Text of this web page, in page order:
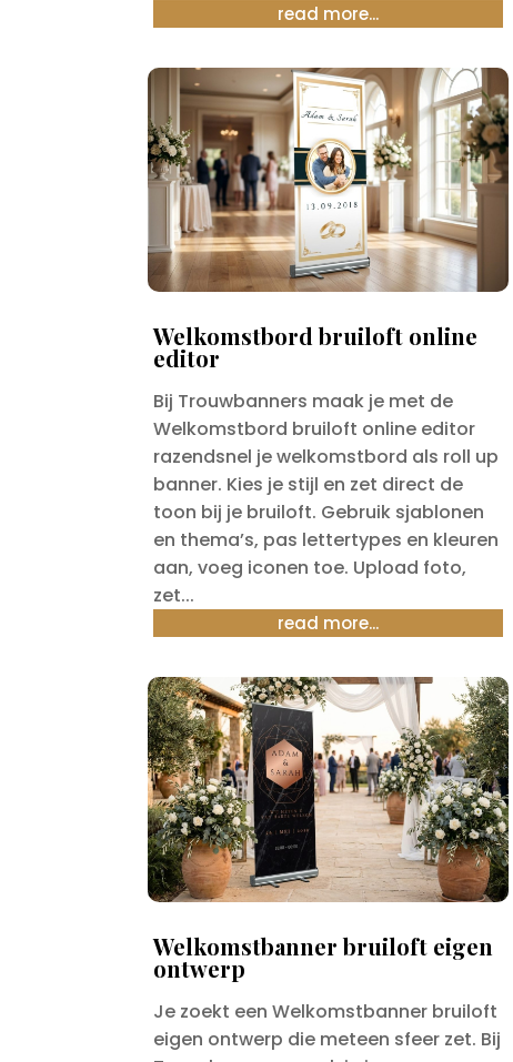
read more...
Welkomstbord bruiloft online
editor
Bij Trouwbanners maak je met de
Welkomstbord bruiloft online editor
razendsnel je welkomstbord als roll up
banner. Kies je stijl en zet direct de
toon bij je bruiloft. Gebruik sjablonen
en thema’s, pas lettertypes en kleuren
aan, voeg iconen toe. Upload foto,
zet...
read more...
Welkomstbanner bruiloft eigen
ontwerp
Je zoekt een Welkomstbanner bruiloft
eigen ontwerp die meteen sfeer zet. Bij